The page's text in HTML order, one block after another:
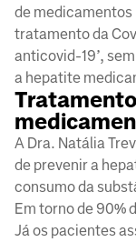
de medicamentos
tratamento da
anticovid-19’,
a hepatite
A Dra. Natália
de prevenir a
consumo da
Em torno de 90%
Já os pacientes